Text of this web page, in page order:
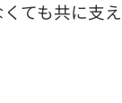
ても共に支